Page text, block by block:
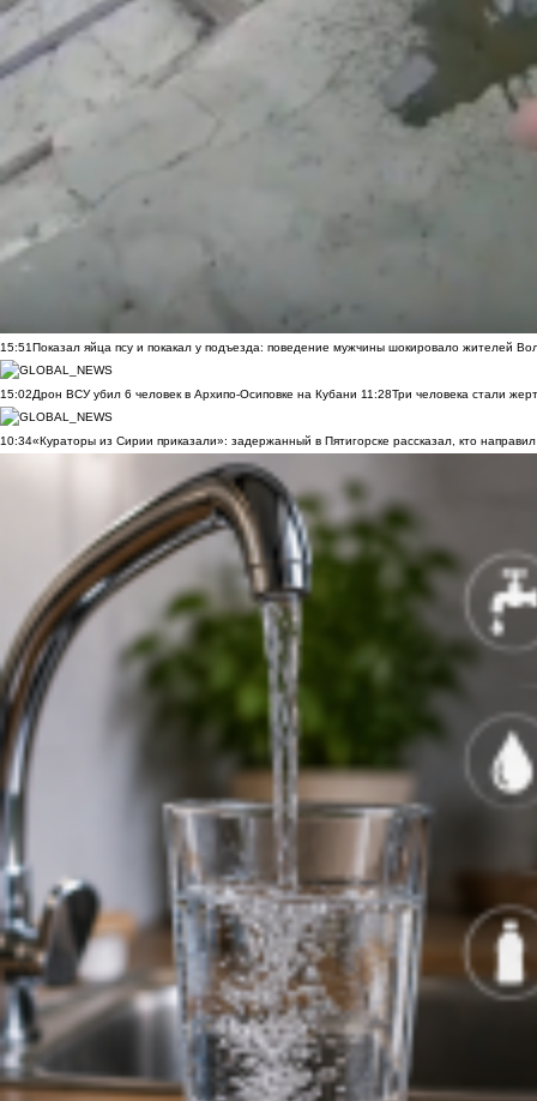
15:51Показал яйца псу и покакал у подъезда: поведение мужчины шокировало жителей
15:02Дрон ВСУ убил 6 человек в Архипо-Осиповке на Кубани 11:28Три человека стали
10:34«Кураторы из Сирии приказали»: задержанный в Пятигорске рассказал, кто направил